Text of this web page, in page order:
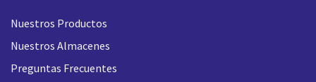
Nuestros Productos
Nuestros Almacenes
Preguntas Frecuentes